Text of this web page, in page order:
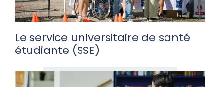
Le service universitaire de santé
étudiante (SSE)